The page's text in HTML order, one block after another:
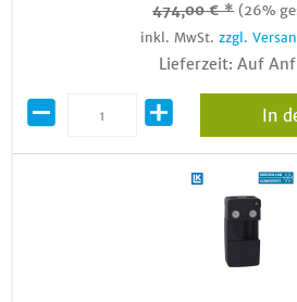
474,00 € * (26%
inkl. MwSt. zzgl.
Lieferzeit: Auf
In